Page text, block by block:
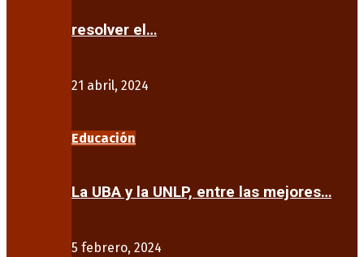
resolver el…
21 abril, 2024
Educación
La UBA y la UNLP, entre las mejores…
5 febrero, 2024